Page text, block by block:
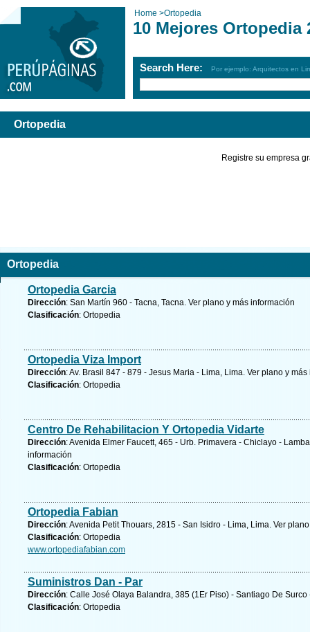
Home >Ortopedia
10 Mejores Ortopedia
Search Here: Por ejemplo: Arquitectos en
Ortopedia
Registre su empresa
Ortopedia
Ortopedia Garcia
Dirección: San Martín 960 - Tacna, Tacna. Ver plano y más información
Clasificación: Ortopedia
Ortopedia Viza Import
Dirección: Av. Brasil 847 - 879 - Jesus Maria - Lima, Lima. Ver plano y más
Clasificación: Ortopedia
Centro De Rehabilitacion Y Ortopedia Vidarte
Dirección: Avenida Elmer Faucett, 465 - Urb. Primavera - Chiclayo -
información
Clasificación: Ortopedia
Ortopedia Fabian
Dirección: Avenida Petit Thouars, 2815 - San Isidro - Lima, Lima. Ver
Clasificación: Ortopedia
www.ortopediafabian.com
Suministros Dan - Par
Dirección: Calle José Olaya Balandra, 385 (1Er Piso) - Santiago De
Clasificación: Ortopedia